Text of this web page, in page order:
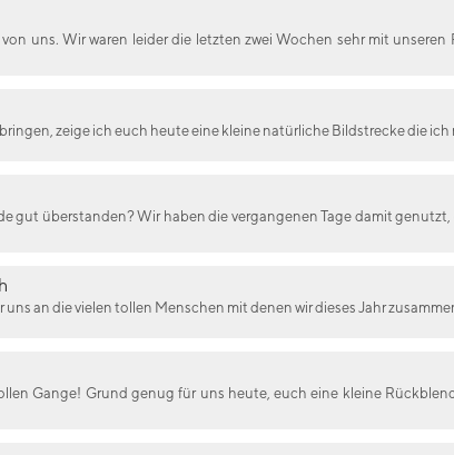
uns. Wir waren leider die letzten zwei Wochen sehr mit unseren
zeige ich euch heute eine kleine natürliche Bildstrecke die
gut überstanden? Wir haben die vergangenen Tage damit genutzt,
uns an die vielen tollen Menschen mit denen wir dieses Jahr
Gange! Grund genug für uns heute, euch eine kleine